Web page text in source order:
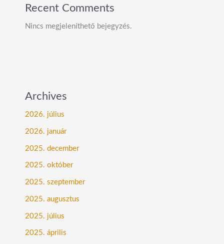
Recent Comments
Nincs megjeleníthető bejegyzés.
Archives
2026. július
2026. január
2025. december
2025. október
2025. szeptember
2025. augusztus
2025. július
2025. április